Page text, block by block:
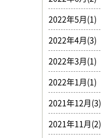
2022年5月(1)
2022年4月(3)
2022年3月(1)
2022年1月(1)
2021年12月(3)
2021年11月(2)